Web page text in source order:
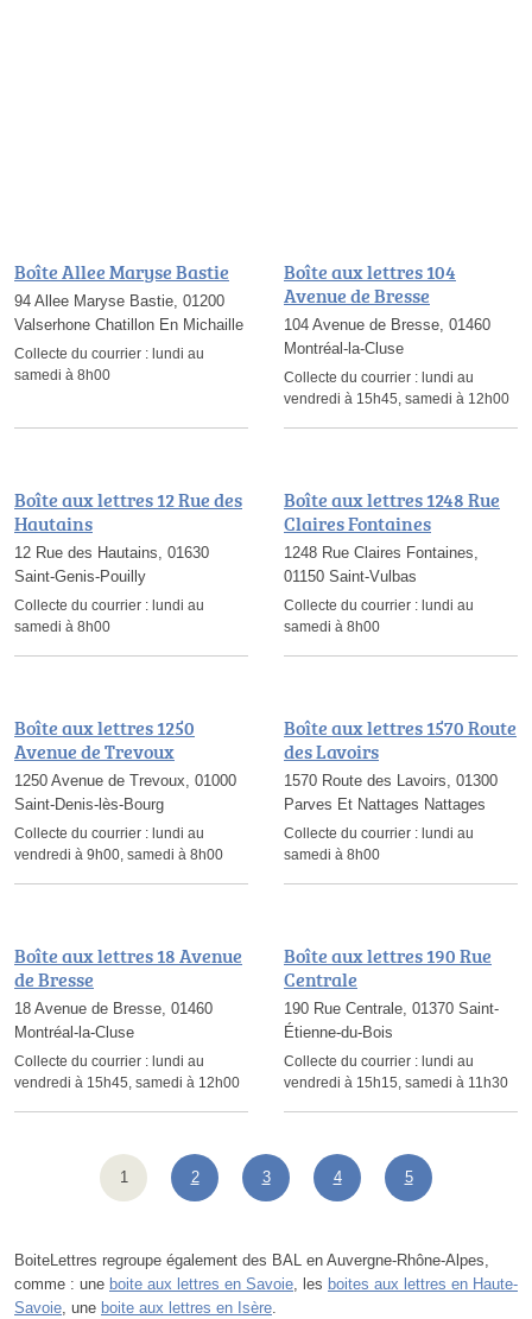
Boîte Allee Maryse Bastie
94 Allee Maryse Bastie, 01200
Valserhone Chatillon En Michaille
Collecte du courrier : lundi au
samedi à 8h00
Boîte aux lettres 104
Avenue de Bresse
104 Avenue de Bresse, 01460
Montréal-la-Cluse
Collecte du courrier : lundi au
vendredi à 15h45, samedi à 12h00
Boîte aux lettres 12 Rue des
Hautains
12 Rue des Hautains, 01630
Saint-Genis-Pouilly
Collecte du courrier : lundi au
samedi à 8h00
Boîte aux lettres 1248 Rue
Claires Fontaines
1248 Rue Claires Fontaines,
01150 Saint-Vulbas
Collecte du courrier : lundi au
samedi à 8h00
Boîte aux lettres 1250
Avenue de Trevoux
1250 Avenue de Trevoux, 01000
Saint-Denis-lès-Bourg
Collecte du courrier : lundi au
vendredi à 9h00, samedi à 8h00
Boîte aux lettres 1570 Route
des Lavoirs
1570 Route des Lavoirs, 01300
Parves Et Nattages Nattages
Collecte du courrier : lundi au
samedi à 8h00
Boîte aux lettres 18 Avenue
de Bresse
18 Avenue de Bresse, 01460
Montréal-la-Cluse
Collecte du courrier : lundi au
vendredi à 15h45, samedi à 12h00
Boîte aux lettres 190 Rue
Centrale
190 Rue Centrale, 01370 Saint-
Étienne-du-Bois
Collecte du courrier : lundi au
vendredi à 15h15, samedi à 11h30
1 2 3 4 5
BoiteLettres regroupe également des BAL en Auvergne-Rhône-Alpes,
comme : une boite aux lettres en Savoie, les boites aux lettres en Haute-
Savoie, une boite aux lettres en Isère.